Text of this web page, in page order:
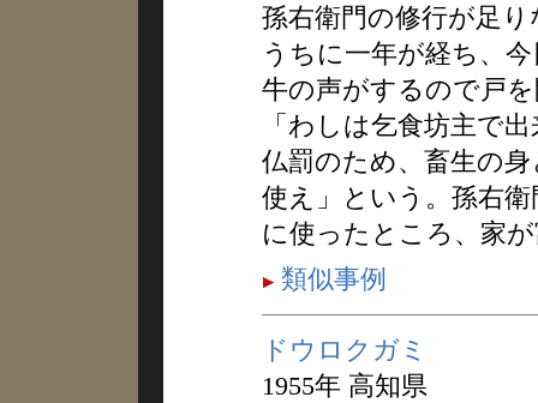
孫右衛門の修行が足
うちに一年が経ち、
牛の声がするので戸
「わしは乞食坊主で
仏罰のため、畜生の
使え」という。孫右
に使ったところ、家
類似事例
ドウロクガミ
1955年 高知県